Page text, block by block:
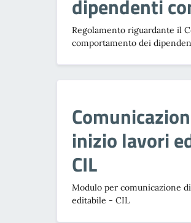
dipendenti
Regolamento riguardante il
comportamento dei
inizio lavori
CIL
Modulo per comunicazione
editabile - CIL